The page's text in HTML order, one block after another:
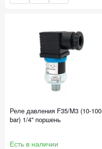
Реле давления F35/M3 (10-100
bar) 1/4'' поршень
Есть в наличии